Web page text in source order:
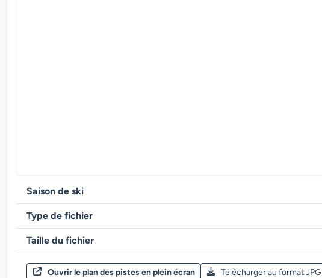
Saison de ski
Type de fichier
Taille du fichier
Ouvrir le plan des pistes en plein écran Télécharger au format JPG